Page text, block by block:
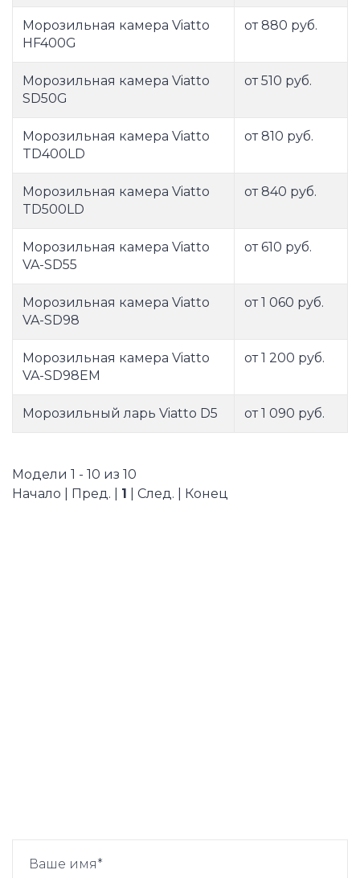
Морозильная камера Viatto
HF400G
от 880 руб.
Морозильная камера Viatto
SD50G
от 510 руб.
Морозильная камера Viatto
TD400LD
от 810 руб.
Морозильная камера Viatto
TD500LD
от 840 руб.
Морозильная камера Viatto
VA-SD55
от 610 руб.
Морозильная камера Viatto
VA-SD98
от 1 060 руб.
Морозильная камера Viatto
VA-SD98EM
от 1 200 руб.
Морозильный ларь Viatto D5 от 1 090 руб.
Модели 1 - 10 из 10
Начало | Пред. | 1 | След. | Конец